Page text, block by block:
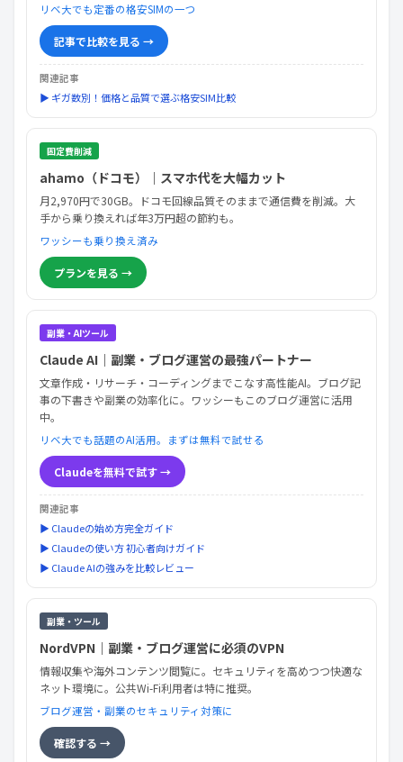
リベ大でも定番の格安SIMの一つ
記事で比較を見る →
関連記事
▶ ギガ数別！価格と品質で選ぶ格安SIM比較
固定費削減
ahamo（ドコモ）｜スマホ代を大幅カット
月2,970円で30GB。ドコモ回線品質そのままで通信費を削減。大
手から乗り換えれば年3万円超の節約も。
ワッシーも乗り換え済み
プランを見る →
副業・AIツール
Claude AI｜副業・ブログ運営の最強パートナー
文章作成・リサーチ・コーディングまでこなす高性能AI。ブログ記
事の下書きや副業の効率化に。ワッシーもこのブログ運営に活用
中。
リベ大でも話題のAI活用。まずは無料で試せる
Claudeを無料で試す →
関連記事
▶ Claudeの始め方完全ガイド
▶ Claudeの使い方 初心者向けガイド
▶ Claude AIの強みを比較レビュー
副業・ツール
NordVPN｜副業・ブログ運営に必須のVPN
情報収集や海外コンテンツ閲覧に。セキュリティを高めつつ快適な
ネット環境に。公共Wi-Fi利用者は特に推奨。
ブログ運営・副業のセキュリティ対策に
確認する →